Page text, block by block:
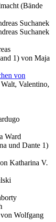
(Bände
Suchanek
Suchanek
1) von Maja
von
Valentino,
Ward
und Dante 1)
Katharina V.
Wolfgang